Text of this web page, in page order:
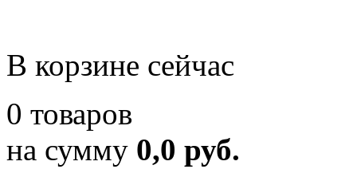
В корзине сейчас
0 товаров
на сумму 0,0 руб.